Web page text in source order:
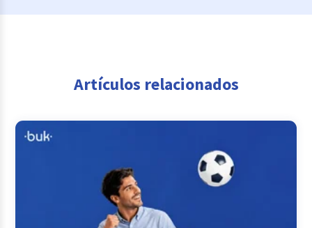
Artículos relacionados